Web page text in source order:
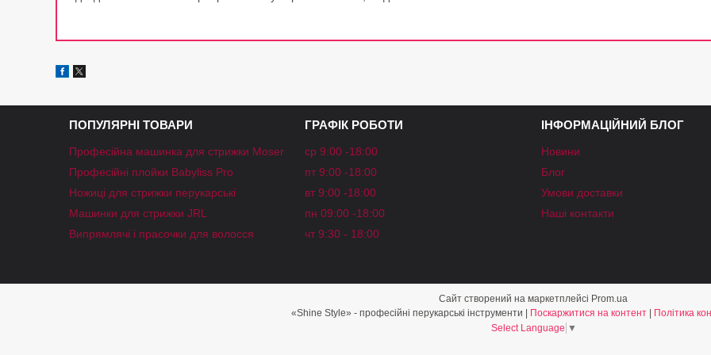
ПОПУЛЯРНІ ТОВАРИ
Професійна машинка для стрижки Moser
Професійні плойки Babyliss Pro
Ножиці для стрижки перукарські
Машинки для стрижки JRL
Випрямлячі і прасочки для волосся
ГРАФІК РОБОТИ
ср 9:00 -18:00
пт 9:00 -18:00
вт 9:00 -18:00
пн 09:00 -18:00
чт 9:30 - 18:00
ІНФОРМАЦІЙНИЙ БЛОГ
Новини
Блог
Умови доставки
Наші контакти
Сайт створений на маркетплейсі Prom.ua
Поскаржитися на контент
Політика
Select Language ▼